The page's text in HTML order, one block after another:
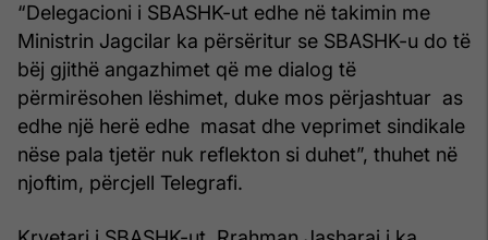
“Delegacioni i SBASHK-ut edhe në takimin me
Ministrin Jagcilar ka përsëritur se SBASHK-u do të
bëj gjithë angazhimet që me dialog të
përmirësohen lëshimet, duke mos përjashtuar as
edhe një herë edhe masat dhe veprimet sindikale
nëse pala tjetër nuk reflekton si duhet”, thuhet në
njoftim, përcjell Telegrafi.